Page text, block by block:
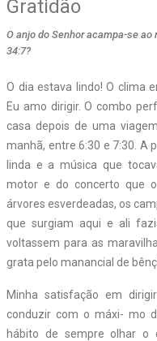
Gratidão
O anjo do Senhor acampa-se
34:7?
O dia estava lindo! O clima
Eu amo dirigir. O combo
casa depois de uma
manhã, entre 6:30 e 7:30. A
linda e a música que
motor e do concerto que
árvores esverdeadas, os
que surgiam aqui e ali
voltassem para as
grata pelo manancial de
Minha satisfação em
conduzir com o máxi- mo
hábito de sempre olhar o